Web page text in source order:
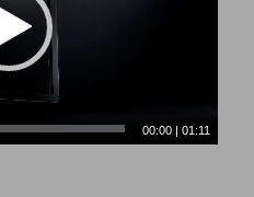
00:00 |01:11